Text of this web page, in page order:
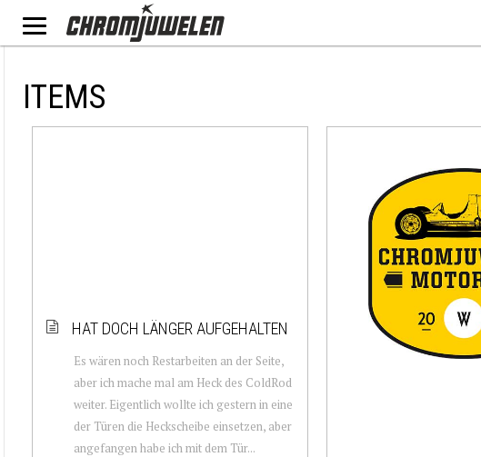
ITEMS
HAT DOCH LÄNGER AUFGEHALTEN
Es wären noch Restarbeiten an der Seite,
aber ich mache mal am Heck des ColdRod
weiter. Eigentlich wollte ich gestern in eine
der Türen die Heckscheibe einsetzen, aber
angefangen habe ich mit dem Tür...